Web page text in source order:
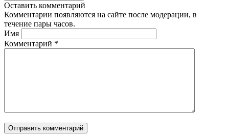
Оставить комментарий
Комментарии появляются на сайте после модерации, в
течение пары часов.
Имя
Комментарий *